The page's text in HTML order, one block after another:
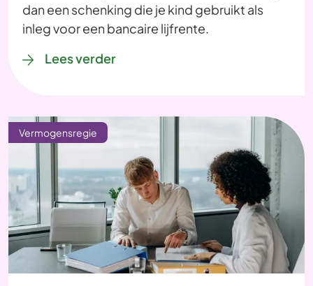
dan een schenking die je kind gebruikt als
inleg voor een bancaire lijfrente.
Lees verder
Vermogensregie